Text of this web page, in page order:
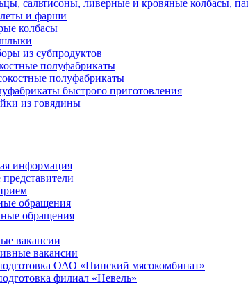
сальтисоны, ливерные и кровяные колбасы,
и фарши
колбасы
из субпродуктов
полуфабрикаты
полуфабрикаты
быстрого приготовления
из говядины
информация
обращения
обращения
вакансии
вакансии
ОАО «Пинский мясокомбинат»
филиал «Невель»